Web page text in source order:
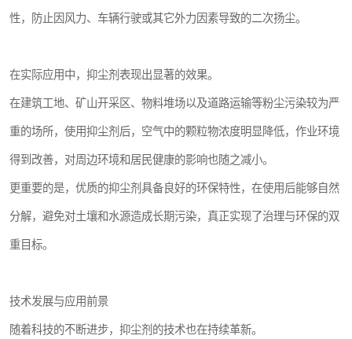
性，防止因风力、车辆行驶或其它外力因素导致的二次扬尘。
在实际应用中，抑尘剂表现出显著的效果。
在建筑工地、矿山开采区、物料堆场以及道路运输等粉尘污染较为严
重的场所，使用抑尘剂后，空气中的颗粒物浓度明显降低，作业环境
得到改善，对周边环境和居民健康的影响也随之减小。
更重要的是，优质的抑尘剂具备良好的环保特性，在使用后能够自然
分解，避免对土壤和水源造成长期污染，真正实现了治理与环保的双
重目标。
技术发展与应用前景
随着科技的不断进步，抑尘剂的技术也在持续革新。